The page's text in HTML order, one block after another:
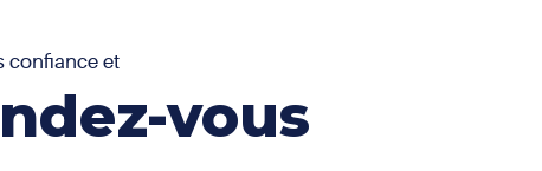
confiance et
vous